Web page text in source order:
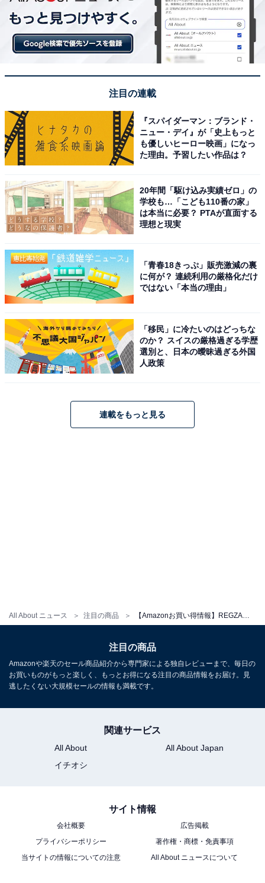
All About ニュース 注目の商品
REGZA レグザ テレビ 55Z570L (55インチ / 4K テレビ/倍
速液晶/Dolby Atomos/ダブルチューナー / 2番組同時録画
/ スマートテレビ / 2022年モデル)
Amazonで見る
REGZA「50Z570L」
REGZA レグザ テレビ 50Z570L (50インチ / 4K テレビ/倍
/ スマートテレビ / 2022年モデル)
Amazonで見る
Amazonで見る
注目の連載
『スパイダーマン：ブランド・
ニュー・デイ』が「史上もっと
も優しいヒーロー映画」になっ
た理由。予習したい作品は？
20年間「駆け込み実績ゼロ」の
学校も…「こども110番の家」
は本当に必要？ PTAが直面する
理想と現実
「青春18きっぷ」販売激減の裏
に何が？ 連続利用の厳格化だけ
ではない「本当の理由」
「移民」に冷たいのはどっちな
のか？ スイスの厳格過ぎる学歴
選別と、日本の曖昧過ぎる外国
人政策
連載をもっと見る
注目の商品
Amazonや楽天のセール商品紹介から専門家による独自レビューまで、毎日の
お買いものがもっと楽しく、もっとお得になる注目の商品情報をお届け。見
逃したくない大規模セールの情報も満載です。
関連サービス
All About
All About Japan
イチオシ
サイト情報
会社概要
広告掲載
プライバシーポリシー
著作権・商標・免責事項
当サイトの情報についての注意
All About ニュースについて